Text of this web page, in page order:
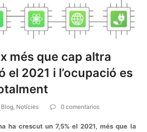
més que cap altra
el 2021 i l’ocupació es
Blog Notícies 0 comentarios
ha crescut un 7,5% el 2021, més que la